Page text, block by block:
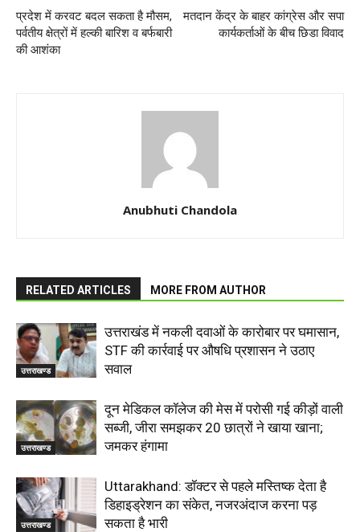
प्रदेश में करवट बदल सकता है मौसम,
पर्वतीय क्षेत्रों में हल्की बारिश व बर्फबारी
की आशंका
मतदान केंद्र के बाहर कांग्रेस और सपा
कार्यकर्ताओं के बीच छिडा विवाद
Anubhuti Chandola
RELATED ARTICLES MORE FROM AUTHOR
उत्तराखण्ड
उत्तराखंड में नकली दवाओं के कारोबार पर घमासान,
STF की कार्रवाई पर औषधि प्रशासन ने उठाए
सवाल
उत्तराखण्ड
दून मेडिकल कॉलेज की मेस में परोसी गई कीड़ों वाली
सब्जी, जीरा समझकर 20 छात्रों ने खाया खाना;
जमकर हंगामा
उत्तराखण्ड
Uttarakhand: डॉक्टर से पहले मस्तिष्क देता है
डिहाइड्रेशन का संकेत, नजरअंदाज करना पड़
सकता है भारी